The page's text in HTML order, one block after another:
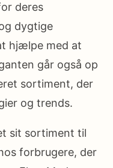
deres
dygtige
hjælpe med at
går også op
sortiment, der
og trends.
sit sortiment til
forbrugere, der